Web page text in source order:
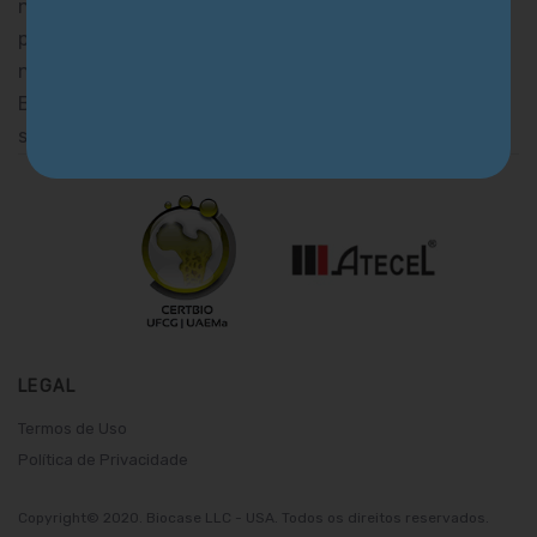
nível, nossa missão é a de fornecer soluções para
patologias de difícil controle a partir de recursos
naturais, sem aditivos e livres de contaminantes. A
BioCase não apoia o uso recreacional de quaisquer
substâncias.
LEGAL
Termos de Uso
Política de Privacidade
Copyright© 2020. Biocase LLC - USA. Todos os direitos reservados.